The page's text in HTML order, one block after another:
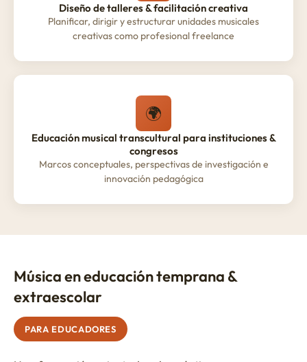
Diseño de talleres & facilitación creativa
Planificar, dirigir y estructurar unidades musicales
creativas como profesional freelance
🌍
Educación musical transcultural para instituciones &
congresos
Marcos conceptuales, perspectivas de investigación e
innovación pedagógica
Música en educación temprana &
extraescolar
PARA EDUCADORES